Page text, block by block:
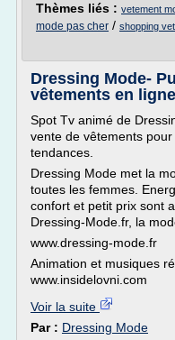
Thèmes liés : vetement
mode pas cher / shopping
Dressing Mode-
vêtements en
Spot Tv animé de
vente de vêtements
tendances.
Dressing Mode met la
toutes les femmes.
confort et petit prix sont
Dressing-Mode.fr, la
www.dressing-mode.fr
Animation et musiques
www.insidelovni.com
Voir la suite
Par : Dressing Mode